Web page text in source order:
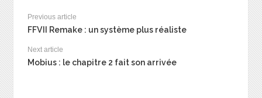
Previous article
FFVII Remake : un système plus réaliste
Next article
Mobius : le chapitre 2 fait son arrivée